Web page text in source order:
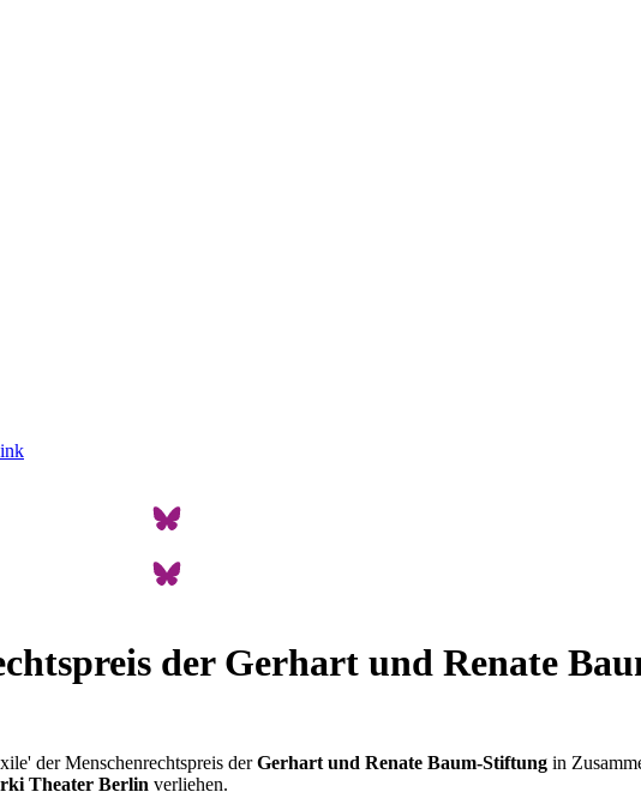
der Gerhart und Renate
der Menschenrechtspreis derGerhart und Renate Baum-Stiftung in
Theater Berlin verliehen.